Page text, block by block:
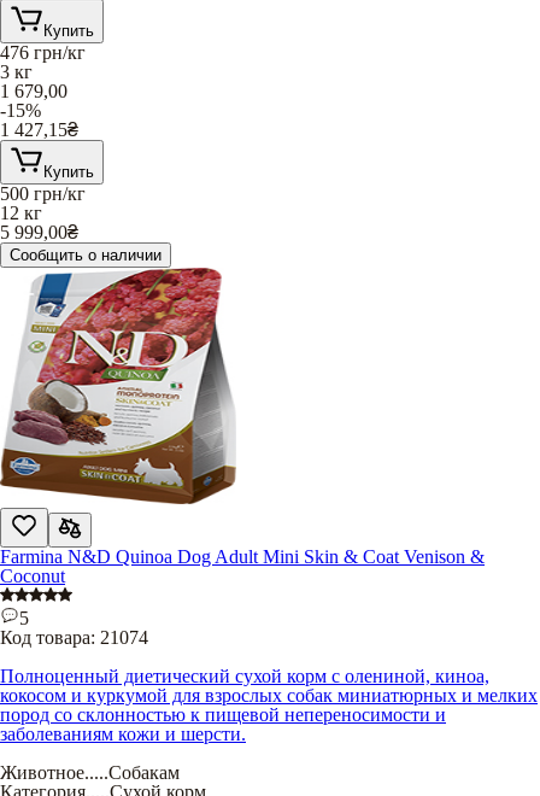
Купить
476 грн/кг
3 кг
1 679,00
-15%
1 427,15₴
Купить
500 грн/кг
12 кг
5 999,00₴
Сообщить о наличии
Farmina N&D Quinoa Dog Adult Mini Skin & Coat Venison &
Coconut
5
Код товара: 21074
Полноценный диетический сухой корм с олениной, киноа,
кокосом и куркумой для взрослых собак миниатюрных и мелких
пород со склонностью к пищевой непереносимости и
заболеваниям кожи и шерсти.
Животное.....Собакам
Категория.....Сухой корм